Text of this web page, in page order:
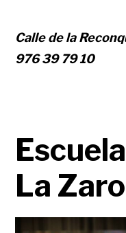
Calle de la
976 39 79 10
La